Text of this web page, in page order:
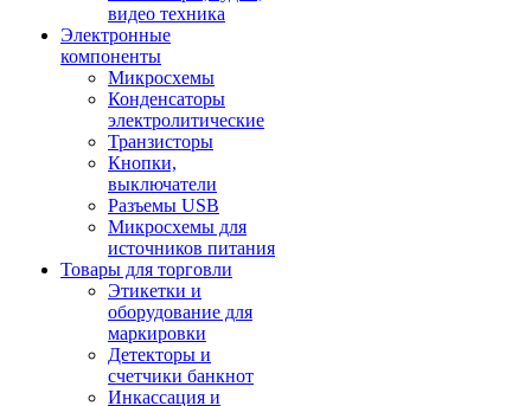
видео техника
Электронные
компоненты
Микросхемы
Конденсаторы
электролитические
Транзисторы
Кнопки,
выключатели
Разъемы USB
Микросхемы для
источников питания
Товары для торговли
Этикетки и
оборудование для
маркировки
Детекторы и
счетчики банкнот
Инкассация и